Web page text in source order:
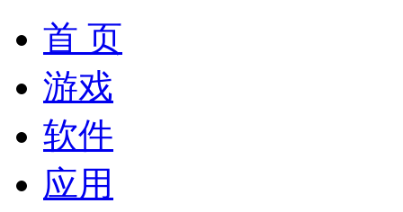
首 页
游戏
软件
应用